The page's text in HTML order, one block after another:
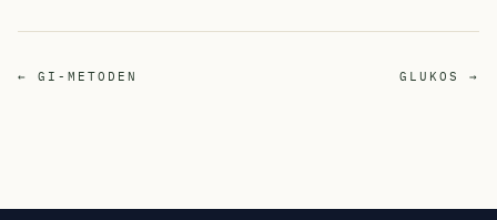
← GI-METODEN GLUKOS →